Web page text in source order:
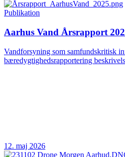
Publikation
Aarhus Vand Årsrapport
Vandforsyning som samfundskritisk
bæredygtighedsrapportering
12. maj 2026